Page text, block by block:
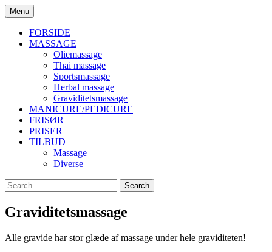
Sompoo Wellness
Menu Skip
to
content
FORSIDE
MASSAGE
Oliemassage
Thai massage
Sportsmassage
Herbal massage
Graviditetsmassage
MANICURE/PEDICURE
FRISØR
PRISER
TILBUD
Massage
Diverse
Search
for:
Graviditetsmassage
Alle gravide har stor glæde af massage under hele graviditeten!